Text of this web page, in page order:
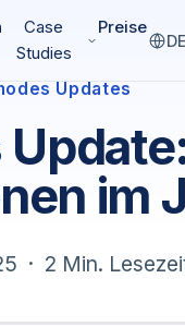
Case
Studies
Preise
DE
Updates
im
· 2 Min.